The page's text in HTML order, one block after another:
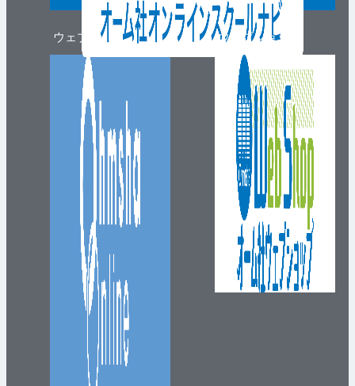
ウェブマガジン ウェブショップ